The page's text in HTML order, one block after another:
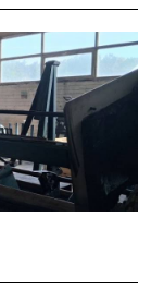
2009
80 mm
7,6 kW
1350 kg
nein